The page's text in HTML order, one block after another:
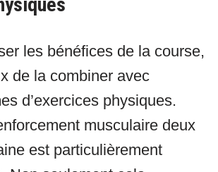
les bénéfices de la course,
de la combiner avec
d’exercices physiques.
musculaire deux
est particulièrement